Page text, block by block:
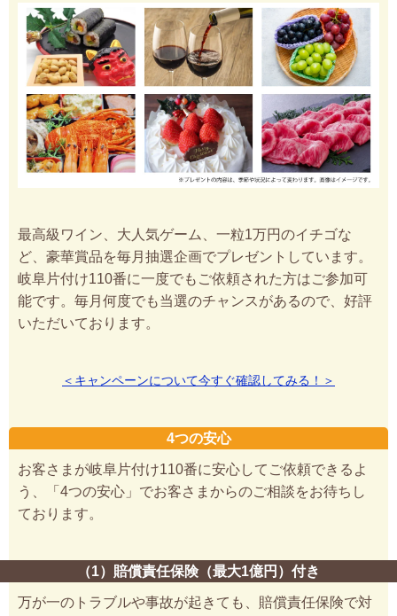
最高級ワイン、大人気ゲーム、一粒1万円のイチゴな
ど、豪華賞品を毎月抽選企画でプレゼントしています。
岐阜片付け110番に一度でもご依頼された方はご参加可
能です。毎月何度でも当選のチャンスがあるので、好評
いただいております。
＜キャンペーンについて今すぐ確認してみる！＞
4つの安心
お客さまが岐阜片付け110番に安心してご依頼できるよ
う、「4つの安心」でお客さまからのご相談をお待ちし
ております。
（1）賠償責任保険（最大1億円）付き
万が一のトラブルや事故が起きても、賠償責任保険で対